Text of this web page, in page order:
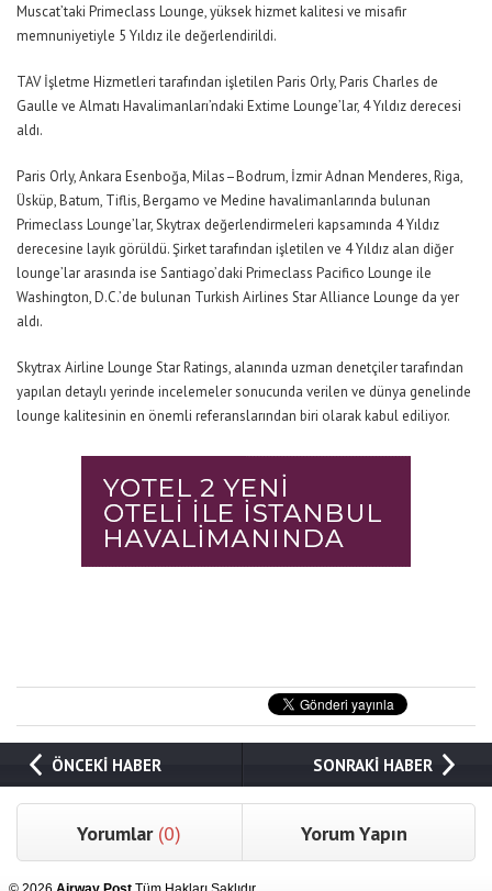
Muscat’taki Primeclass Lounge, yüksek hizmet kalitesi ve misafir
memnuniyetiyle 5 Yıldız ile değerlendirildi.
TAV İşletme Hizmetleri tarafından işletilen Paris Orly, Paris Charles de
Gaulle ve Almatı Havalimanları’ndaki Extime Lounge’lar, 4 Yıldız derecesi
aldı.
Paris Orly, Ankara Esenboğa, Milas–Bodrum, İzmir Adnan Menderes, Riga,
Üsküp, Batum, Tiflis, Bergamo ve Medine havalimanlarında bulunan
Primeclass Lounge’lar, Skytrax değerlendirmeleri kapsamında 4 Yıldız
derecesine layık görüldü. Şirket tarafından işletilen ve 4 Yıldız alan diğer
lounge’lar arasında ise Santiago’daki Primeclass Pacifico Lounge ile
Washington, D.C.’de bulunan Turkish Airlines Star Alliance Lounge da yer
aldı.
Skytrax Airline Lounge Star Ratings, alanında uzman denetçiler tarafından
yapılan detaylı yerinde incelemeler sonucunda verilen ve dünya genelinde
lounge kalitesinin en önemli referanslarından biri olarak kabul ediliyor.
ÖNCEKİ HABER SONRAKİ HABER
Yorumlar (0) Yorum Yapın